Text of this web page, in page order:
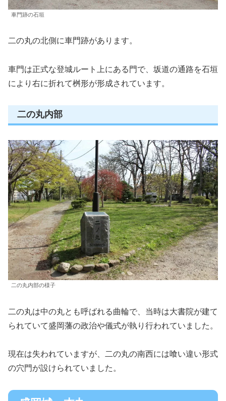
車門跡の石垣
二の丸の北側に車門跡があります。
車門は正式な登城ルート上にある門で、坂道の通路を石垣
により右に折れて桝形が形成されています。
二の丸内部
二の丸内部の様子
二の丸は中の丸とも呼ばれる曲輪で、当時は大書院が建て
られていて盛岡藩の政治や儀式が執り行われていました。
現在は失われていますが、二の丸の南西には喰い違い形式
の穴門が設けられていました。